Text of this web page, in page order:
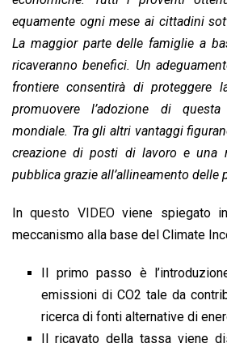
equamente ogni mese ai cittadini
La maggior parte delle famiglie a
ricaveranno benefici. Un
frontiere consentirà di proteggere
promuovere l’adozione di
mondiale. Tra gli altri vantaggi
creazione di posti di lavoro e una
pubblica grazie all’allineamento delle
Inquesto VIDEOviene spiegato
meccanismo alla base del Climate
Il primo passo è
emissioni di CO2 tale da
ricerca di fonti alternative di
Il ricavato della tassa viene